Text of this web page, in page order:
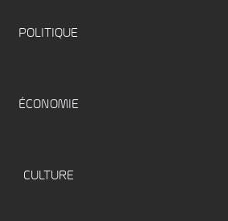
POLITIQUE
ÉCONOMIE
CULTURE